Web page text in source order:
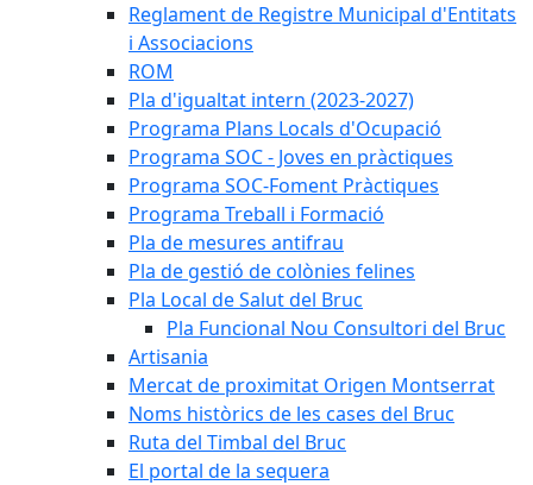
Reglament de Registre Municipal d'Entitats
i Associacions
ROM
Pla d'igualtat intern (2023-2027)
Programa Plans Locals d'Ocupació
Programa SOC - Joves en pràctiques
Programa SOC-Foment Pràctiques
Programa Treball i Formació
Pla de mesures antifrau
Pla de gestió de colònies felines
Pla Local de Salut del Bruc
Pla Funcional Nou Consultori del Bruc
Artisania
Mercat de proximitat Origen Montserrat
Noms històrics de les cases del Bruc
Ruta del Timbal del Bruc
El portal de la sequera